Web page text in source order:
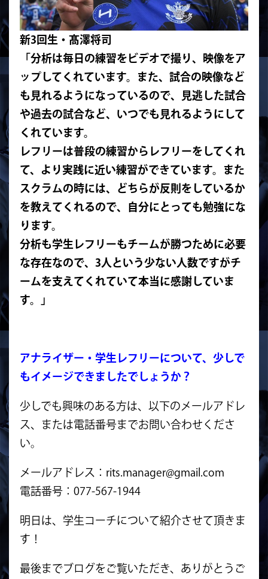
新3回生・髙澤将司
「分析は毎日の練習をビデオで撮り、
映像をア
ップしてくれています。また、試合の映像など
も見れるようになっているので、
見逃した試合
や過去の試合など、いつでも見れるようにして
くれています。
レフリーは普段の練習からレフリーをしてくれ
て、より実践に近い練習ができています。また
スクラムの時には、
どちらが反則をしているか
を教えてくれるので、自分にとっても勉強にな
ります。
分析も学生レフリーもチームが勝つために必要
な存在なので、3人という少ない人数ですがチ
ームを支えてくれていて本当に感謝していま
す。」
アナライザー・学生レフリーについて、少しで
もイメージできましたでしょうか？
少しでも興味のある方は、以下のメールアドレ
ス、または電話番号までお問い合わせくださ
い。
メールアドレス：rits.manager@gmail.com
電話番号：077-567-1944
明日は、学生コーチについて紹介させて頂きま
す！
最後までブログをご覧いただき、ありがとうご